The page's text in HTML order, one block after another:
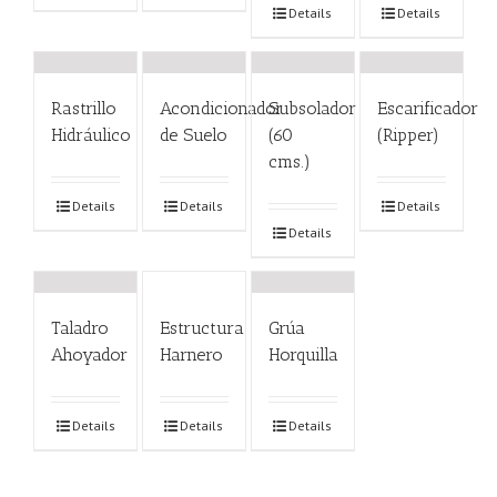
Details Details
Rastrillo
Hidráulico
Details
Acondicionador
de Suelo
Details
Subsolador
(60
cms.)
Details
Escarificador
(Ripper)
Details
Taladro
Ahoyador
Details
Estructura
Harnero
Details
Grúa
Horquilla
Details